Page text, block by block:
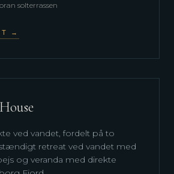
solterrassen
→
ved vandet, fordelt på to
retreat ved vandet med
og veranda med direkte